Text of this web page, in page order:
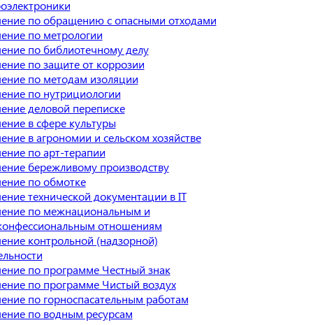
по обращению с опасными отходами
по метрологии
по библиотечному делу
по защите от коррозии
по методам изоляции
по нутрициологии
деловой переписке
в сфере культуры
в агрономии и сельском хозяйстве
по арт-терапии
бережливому производству
по обмотке
технической документации в IT
по межнациональным и
отношениям
контрольной (надзорной)
по программе Честный знак
по программе Чистый воздух
по горноспасательным работам
по водным ресурсам